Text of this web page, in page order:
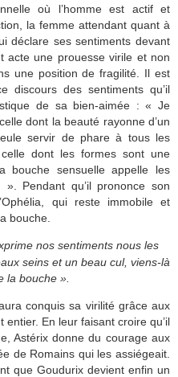
où l’homme est actif et
la femme attendant quant à
déclare ses sentiments devant
acte une prouesse virile et non
une position de fragilité. Il est
discours des sentiments qu’il
de sa bien-aimée : « Je
dont la beauté rayonne d’un
servir de phare à tous les
dont les formes sont une
bouche sensuelle appelle les
Pendant qu’il prononce son
qui reste immobile et
bouche.
nos sentiments nous les
seins et un beau cul, viens-là
la bouche ».
conquis sa virilité grâce aux
En leur faisant croire qu’il
Astérix donne du courage aux
de Romains qui les assiégeait.
que Goudurix devient enfin un